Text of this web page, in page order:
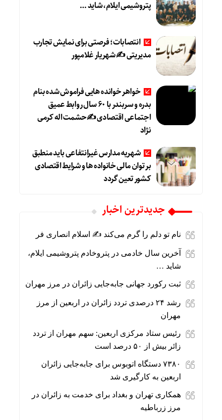
پتروشیمی ایلام، شاید …
انتصابات؛ فرصتی برای نمایش تجارب
مدیریتی ✍ شهریار غلامپور
خواهر خوانده هایی فراموش شده بنام
بدره و سربندر با ۶۰ سال روابط عمیق
اجتماعی اقتصادی ✍حشمت اله کرمی
نژاد
شهریه مدارس غیرانتفاعی باید منطبق
بر توان مالی خانواده ها و شرایط اقتصادی
کشور تعین گردد
جديدترين اخبار
نام تو دلم را گرم می‌کند ✍️ اسلام انصاری فر
آخرین سال خادمی در پتروخادم پتروشیمی ایلام،
شاید …
ثبت رکورد جهانی جابه‌جایی زائران در مرز مهران
رشد ۲۴ درصدی تردد زائران در اربعین از مرز
مهران
رئیس ستاد مرکزی اربعین: سهم مهران از تردد
زائر بیش از ۵۰ درصد است
۷۳۸۰ دستگاه اتوبوس برای جابه‌جایی زائران
اربعین به‌ کارگیری شد
همکاری تهران و بغداد برای خدمت به زائران در
مرز زرباطیه